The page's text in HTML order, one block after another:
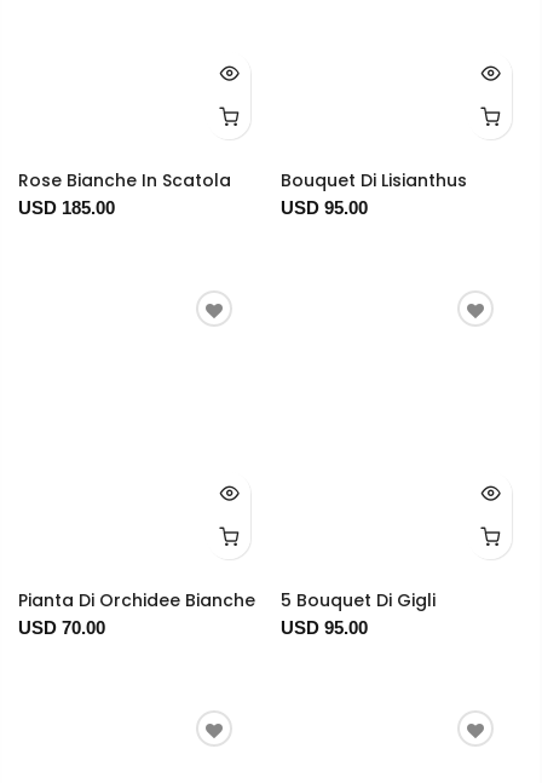
Rose Bianche In Scatola
USD 185.00
Bouquet Di Lisianthus
USD 95.00
Pianta Di Orchidee Bianche
USD 70.00
5 Bouquet Di Gigli
USD 95.00